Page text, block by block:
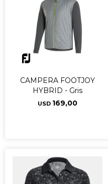
CAMPERA FOOTJOY
HYBRID - Gris
USD 169,00